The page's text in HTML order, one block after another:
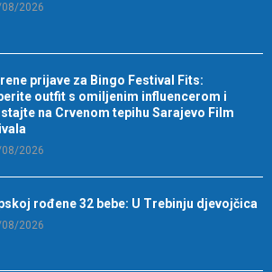
2026
prijave za Bingo Festival Fits:
outfit s omiljenim influencerom i
na Crvenom tepihu Sarajevo Film
2026
rođene 32 bebe: U Trebinju djevojčica
2026